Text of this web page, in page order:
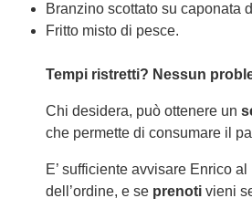
Branzino scottato su caponata
Fritto misto di pesce.
Tempi ristretti? Nessun
Chi desidera, può ottenere un
che permette di consumare il
E’ sufficiente avvisare Enrico
dell’ordine, e se prenoti vieni